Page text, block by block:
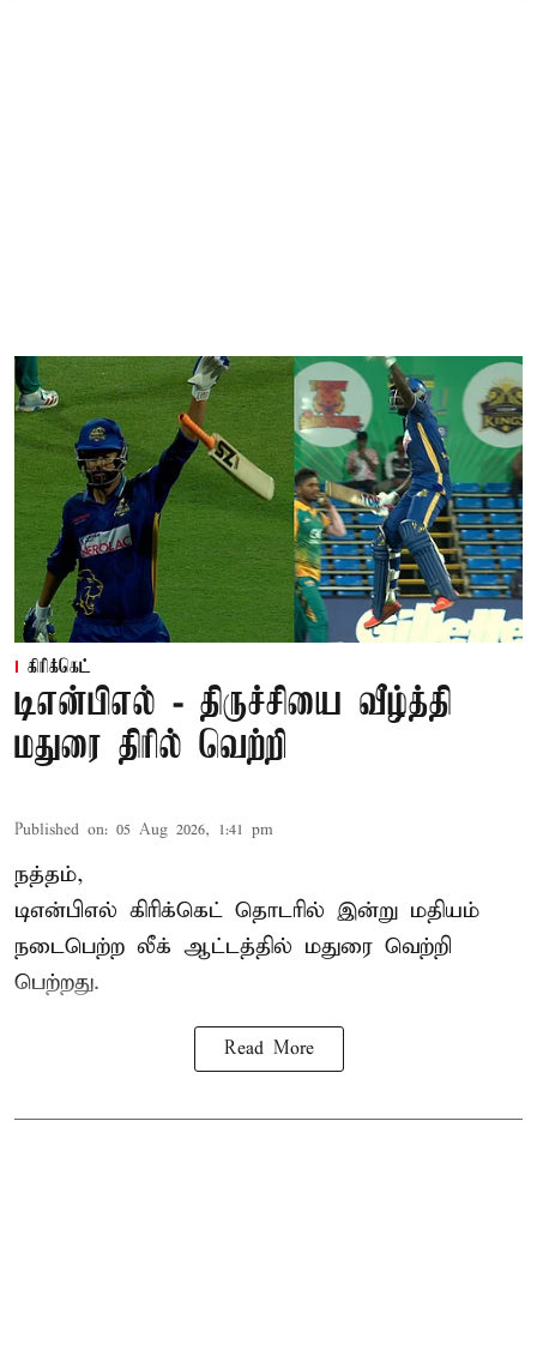
கிரிக்கெட்
டிஎன்பிஎல் - திருச்சியை வீழ்த்தி
மதுரை திரில் வெற்றி
Published on: 05 Aug 2026, 1:41 pm
நத்தம்,
டிஎன்பிஎல் கிரிக்கெட் தொடரில் இன்று மதியம்
நடைபெற்ற லீக் ஆட்டத்தில் மதுரை வெற்றி
பெற்றது.
Read More